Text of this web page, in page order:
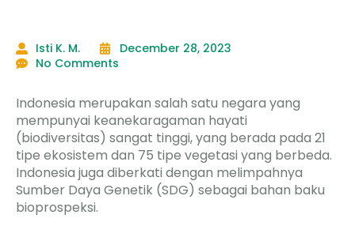
Isti K. M.
December 28, 2023
No Comments
Indonesia merupakan salah satu negara yang
mempunyai keanekaragaman hayati
(biodiversitas) sangat tinggi, yang berada pada 21
tipe ekosistem dan 75 tipe vegetasi yang berbeda.
Indonesia juga diberkati dengan melimpahnya
Sumber Daya Genetik (SDG) sebagai bahan baku
bioprospeksi.